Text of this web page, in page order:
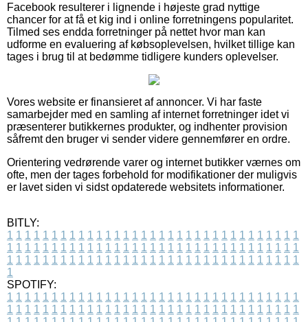
Facebook resulterer i lignende i højeste grad nyttige
chancer for at få et kig ind i online forretningens popularitet.
Tilmed ses endda forretninger på nettet hvor man kan
udforme en evaluering af købsoplevelsen, hvilket tillige kan
tages i brug til at bedømme tidligere kunders oplevelser.
Vores website er finansieret af annoncer. Vi har faste
samarbejder med en samling af internet forretninger idet vi
præsenterer butikkernes produkter, og indhenter provision
såfremt den bruger vi sender videre gennemfører en ordre.
Orientering vedrørende varer og internet butikker værnes om
ofte, men der tages forbehold for modifikationer der muligvis
er lavet siden vi sidst opdaterede websitets informationer.
BITLY:
1 1 1 1 1 1 1 1 1 1 1 1 1 1 1 1 1 1 1 1 1 1 1 1 1 1 1 1 1 1 1 1 1
1 1 1 1 1 1 1 1 1 1 1 1 1 1 1 1 1 1 1 1 1 1 1 1 1 1 1 1 1 1 1 1 1
1 1 1 1 1 1 1 1 1 1 1 1 1 1 1 1 1 1 1 1 1 1 1 1 1 1 1 1 1 1 1 1 1
1
SPOTIFY:
1 1 1 1 1 1 1 1 1 1 1 1 1 1 1 1 1 1 1 1 1 1 1 1 1 1 1 1 1 1 1 1 1
1 1 1 1 1 1 1 1 1 1 1 1 1 1 1 1 1 1 1 1 1 1 1 1 1 1 1 1 1 1 1 1 1